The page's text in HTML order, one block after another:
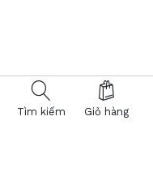
Tìm kiếm Giỏ hàng